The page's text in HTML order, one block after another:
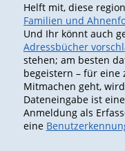
Helft mit, diese
Familien und
Und Ihr könnt auch
Adressbücher
stehen; am besten
begeistern – für eine
Mitmachen geht, wird
Dateneingabe ist
Anmeldung als
eine